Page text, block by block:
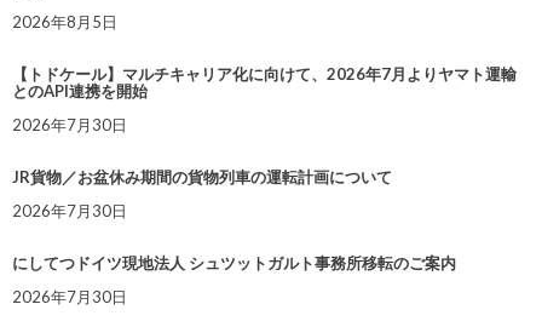
2026年8月5日
【トドケール】マルチキャリア化に向けて、2026年7月よりヤマト運輸
とのAPI連携を開始
2026年7月30日
JR貨物／お盆休み期間の貨物列車の運転計画について
2026年7月30日
にしてつドイツ現地法人 シュツットガルト事務所移転のご案内
2026年7月30日